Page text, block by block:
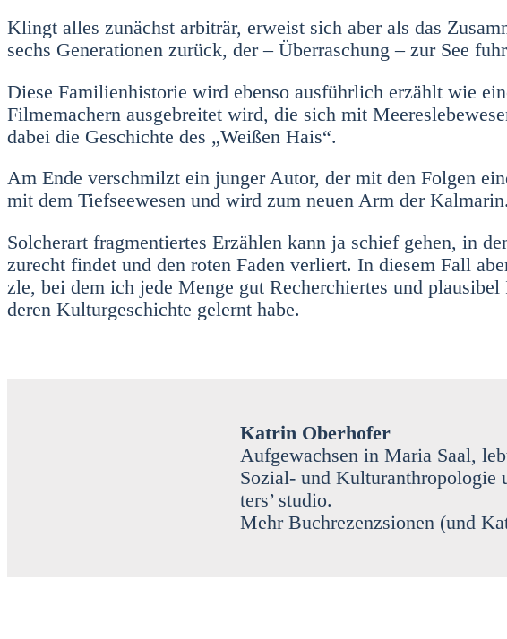
Klingt alles zunächst arbi­trär, erweist sich aber als das
sechs Gene­ra­tio­nen zurück, der – Über­ra­schung – zur See
Die­se Fami­li­en­his­to­rie wird eben­so aus­führ­lich erzählt wie
Fil­me­ma­chern aus­ge­brei­tet wird, die sich mit
dabei die Geschich­te des „Wei­ßen Hais“.
Am Ende ver­schmilzt ein jun­ger Autor, der mit den Fol­gen
mit dem Tief­see­we­sen und wird zum neu­en Arm der Kal­ma­rin.
Sol­cher­art frag­men­tier­tes Erzäh­len kann ja schief gehen, in
zurecht fin­det und den roten Faden ver­liert. In die­sem Fall
zle, bei dem ich jede Men­ge gut Recher­chier­tes und
deren Kul­tur­ge­schich­te gelernt habe.
Kat­rin Ober­ho­fer
Auf­ge­wach­sen in Maria Saal,
Sozi­al- und
ters’ stu­dio.
Mehr Buch­re­zenz­sio­nen (und